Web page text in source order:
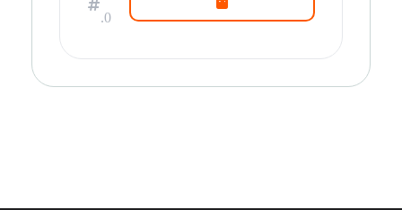
.0